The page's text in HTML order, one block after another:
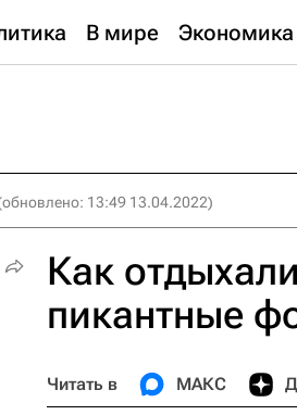
В мире Экономика
13:49 13.04.2022)
Как
пикантные
Читать в МАКС